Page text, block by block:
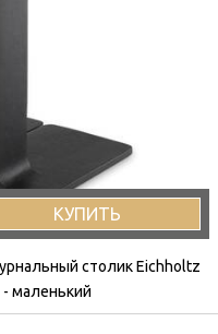
КУПИТЬ
столик Eichholtz
- маленький